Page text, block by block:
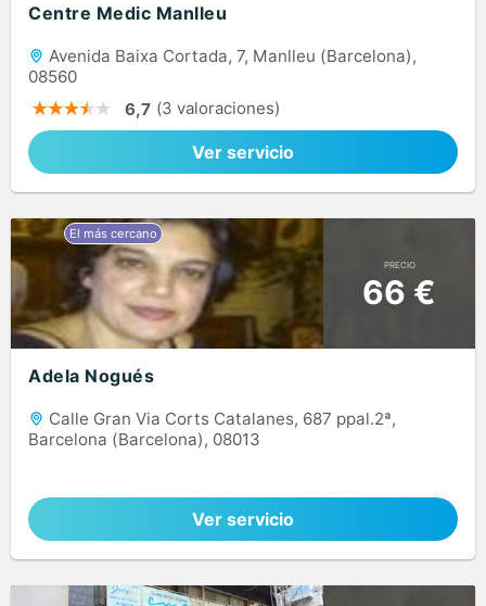
Centre Medic Manlleu
Avenida Baixa Cortada, 7, Manlleu (Barcelona),
08560
6,7 (3 valoraciones)
Ver servicio
PRECIO
66 €
Adela Nogués
Calle Gran Via Corts Catalanes, 687 ppal.2ª,
Barcelona (Barcelona), 08013
Ver servicio